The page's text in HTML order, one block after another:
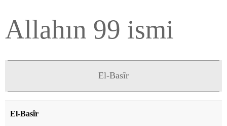
Allahın 99 ismi
El-Basîr
El-Basîr